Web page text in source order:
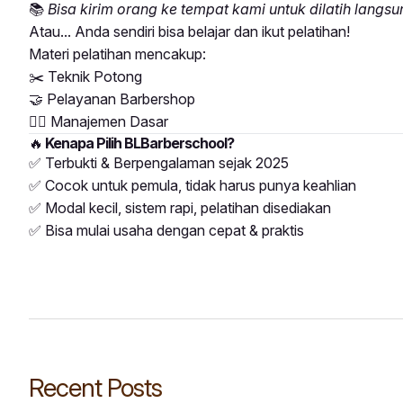
📚 Bisa kirim orang ke tempat kami untuk dilatih
Atau... Anda sendiri bisa belajar dan ikut pelatihan!
Materi pelatihan mencakup:
✂️ Teknik Potong
🤝 Pelayanan Barbershop
💇‍♂️ Manajemen Dasar
🔥 Kenapa Pilih BLBarberschool?
✅ Terbukti & Berpengalaman sejak 2025
✅ Cocok untuk pemula, tidak harus punya keahlian
✅ Modal kecil, sistem rapi, pelatihan disediakan
✅ Bisa mulai usaha dengan cepat & praktis
Recent Posts